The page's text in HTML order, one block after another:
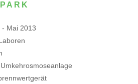
- Mai 2013